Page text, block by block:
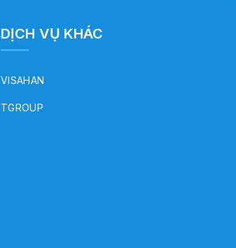
DỊCH VỤ KHÁC
VISAHAN
TGROUP